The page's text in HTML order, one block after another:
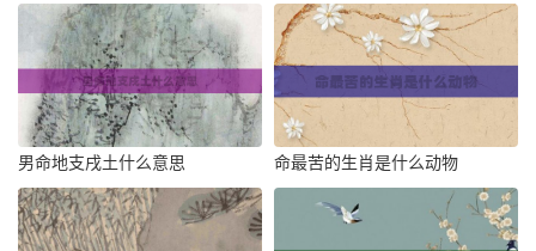
男命地支戌土什么意思 命最苦的生肖是什么动物